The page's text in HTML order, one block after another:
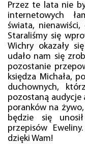
Przez te lata nie
internetowych
świata,
Staraliśmy się
Wichry okazały
udało nam się
pozostanie
księdza Michała,
duchownych,
pozostaną audycje
poranków na
będzie się
przepisów
dzięki Wam!